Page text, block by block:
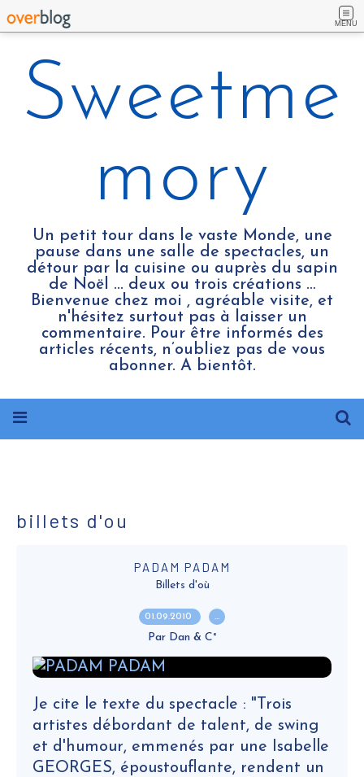
MENU
Sweetme
mory
Un petit tour dans le vaste Monde, une
pause dans une salle de spectacles, un
détour par la cuisine ou auprès du sapin
de Noël ... deux ou trois créations …
Bienvenue chez moi , agréable visite, et
n'hésitez surtout pas à laisser un
commentaire. Pour être informés des
articles récents, n’oubliez pas de vous
abonner. A bientôt.
billets d'ou
PADAM PADAM
Billets d'où
01.09.2010 …
Par Dan & C°
Je cite le texte du spectacle : "Trois
artistes débordant de talent, de swing
et d'humour, emmenés par une Isabelle
GEORGES, époustouflante, rendent un